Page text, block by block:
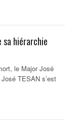
sa hiérarchie
le Major José
TESAN s’est